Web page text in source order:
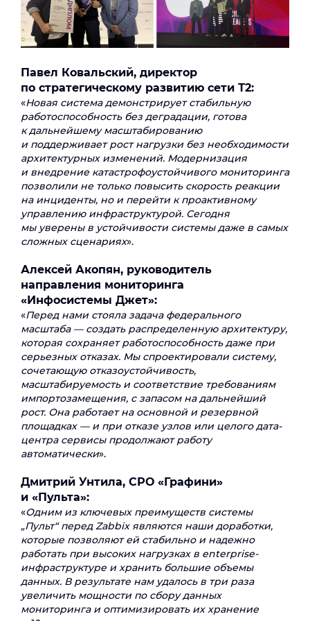
Павел Ковальский, директор
по стратегическому развитию сети Т2:
«Новая система демонстрирует стабильную
работоспособность без деградации, готова
к дальнейшему масштабированию
и поддерживает рост нагрузки без необходимости
архитектурных изменений. Модернизация
и внедрение катастрофоустойчивого мониторинга
позволили не только повысить скорость реакции
на инциденты, но и перейти к проактивному
управлению инфраструктурой. Сегодня
мы уверены в устойчивости системы даже в самых
сложных сценариях».
Алексей Акопян, руководитель
направления мониторинга
«Инфосистемы Джет»:
«Перед нами стояла задача федерального
масштаба — создать распределенную архитектуру,
которая сохраняет работоспособность даже при
серьезных отказах. Мы спроектировали систему,
сочетающую отказоустойчивость,
масштабируемость и соответствие требованиям
импортозамещения, с запасом на дальнейший
рост. Она работает на основной и резервной
площадках — и при отказе узлов или целого дата-
центра сервисы продолжают работу
автоматически».
Дмитрий Унтила, СРО «Графини»
и «Пульта»:
«Одним из ключевых преимуществ системы
„Пульт“ перед Zabbix являются наши доработки,
которые позволяют ей стабильно и надежно
работать при высоких нагрузках в enterprise-
инфраструктуре и хранить большие объемы
данных. В результате нам удалось в три раза
увеличить мощности по сбору данных
мониторинга и оптимизировать их хранение